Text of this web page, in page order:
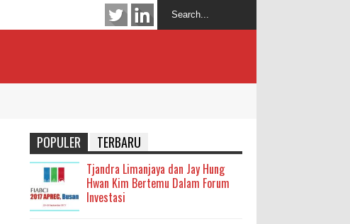
POPULER TERBARU
Tjandra Limanjaya dan Jay Hung
Hwan Kim Bertemu Dalam Forum
Investasi